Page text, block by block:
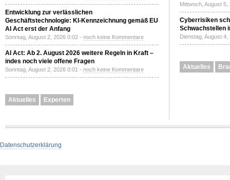
Entwicklung zur verlässlichen
Geschäftstechnologie: KI-Kennzeichnung gemäß EU
AI Act erst der Anfang
Sonntag, August 2, 2026 0:02 - noch keine Kommentare
AI Act: Ab 2. August 2026 weitere Regeln in Kraft –
indes noch viele offene Fragen
Sonntag, August 2, 2026 0:01 - noch keine Kommentare
Aktuelles Experten
Mittwoch, August
Cyberrisiken
Schwachstellen
Dienstag, August
Aktuelles
Datenschutzerklärung